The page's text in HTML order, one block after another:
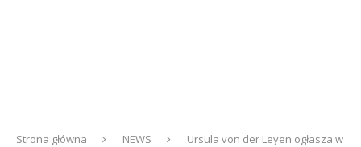
Strona główna NEWS
Ursula von der Leyen ogłasza w